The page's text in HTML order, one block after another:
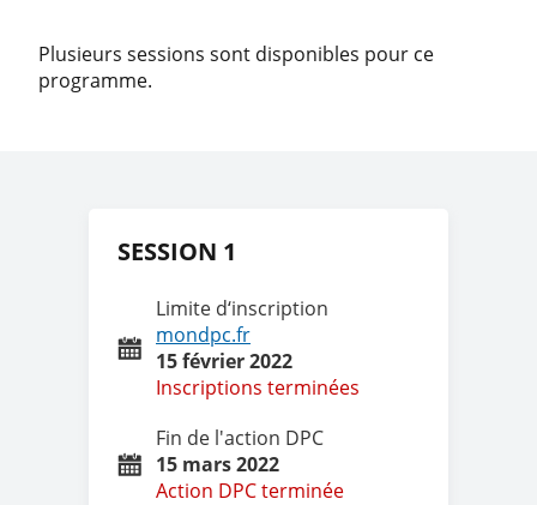
Plusieurs sessions sont disponibles pour ce
programme.
SESSION 1
Limite d‘inscription
mondpc.fr
15 février 2022
Inscriptions terminées
Fin de l'action DPC
15 mars 2022
Action DPC terminée